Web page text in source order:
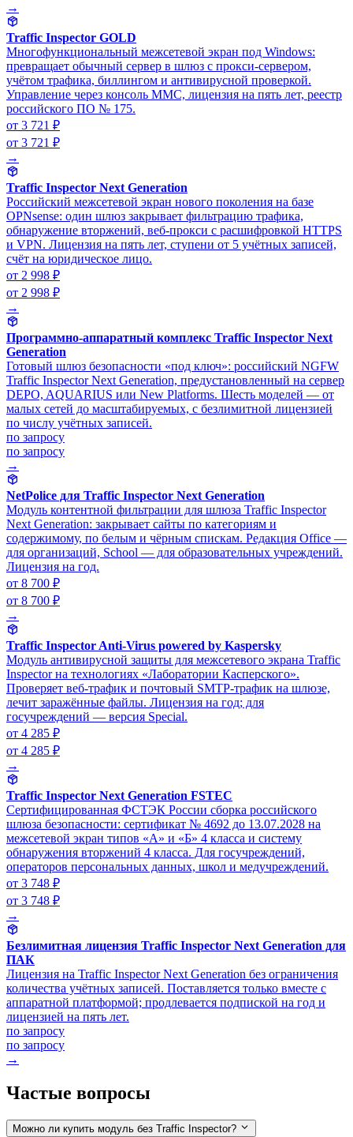
→
Traffic Inspector GOLD
Многофункциональный межсетевой экран под Windows:
превращает обычный сервер в шлюз с прокси-сервером,
учётом трафика, биллингом и антивирусной проверкой.
Управление через консоль MMC, лицензия на пять лет, реестр
российского ПО № 175.
от 3 721 ₽
от 3 721 ₽
→
Traffic Inspector Next Generation
Российский межсетевой экран нового поколения на базе
OPNsense: один шлюз закрывает фильтрацию трафика,
обнаружение вторжений, веб-прокси с расшифровкой HTTPS
и VPN. Лицензия на пять лет, ступени от 5 учётных записей,
счёт на юридическое лицо.
от 2 998 ₽
от 2 998 ₽
→
Программно-аппаратный комплекс Traffic Inspector Next
Generation
Готовый шлюз безопасности «под ключ»: российский NGFW
Traffic Inspector Next Generation, предустановленный на сервер
DEPO, AQUARIUS или New Platforms. Шесть моделей — от
малых сетей до масштабируемых, с безлимитной лицензией
по числу учётных записей.
по запросу
по запросу
→
NetPolice для Traffic Inspector Next Generation
Модуль контентной фильтрации для шлюза Traffic Inspector
Next Generation: закрывает сайты по категориям и
содержимому, по белым и чёрным спискам. Редакция Office —
для организаций, School — для образовательных учреждений.
Лицензия на год.
от 8 700 ₽
от 8 700 ₽
→
Traffic Inspector Anti-Virus powered by Kaspersky
Модуль антивирусной защиты для межсетевого экрана Traffic
Inspector на технологиях «Лаборатории Касперского».
Проверяет веб-трафик и почтовый SMTP-трафик на шлюзе,
лечит заражённые файлы. Лицензия на год; для
госучреждений — версия Special.
от 4 285 ₽
от 4 285 ₽
→
Traffic Inspector Next Generation FSTEC
Сертифицированная ФСТЭК России сборка российского
шлюза безопасности: сертификат № 4692 до 13.07.2028 на
межсетевой экран типов «А» и «Б» 4 класса и систему
обнаружения вторжений 4 класса. Для госучреждений,
операторов персональных данных, школ и медучреждений.
от 3 748 ₽
от 3 748 ₽
→
Безлимитная лицензия Traffic Inspector Next Generation для
ПАК
Лицензия на Traffic Inspector Next Generation без ограничения
количества учётных записей. Поставляется только вместе с
аппаратной платформой; продлевается подпиской на год и
лицензией на пять лет.
по запросу
по запросу
→
Частые вопросы
Можно ли купить модуль без Traffic Inspector?